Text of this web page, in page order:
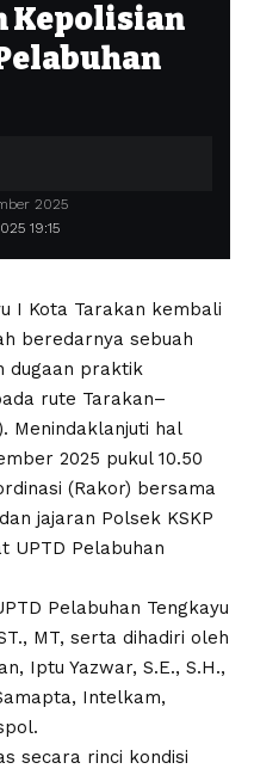
Kepolisian
19:15
2025
I Kota Tarakan kembali
beredarnya sebuah
dugaan praktik
rute Tarakan–
Menindaklanjuti hal
2025 pukul 10.50
(Rakor) bersama
jajaran Polsek KSKP
UPTD Pelabuhan
Pelabuhan Tengkayu
MT, serta dihadiri oleh
Iptu Yazwar, S.E., S.H.,
Intelkam,
secara rinci kondisi